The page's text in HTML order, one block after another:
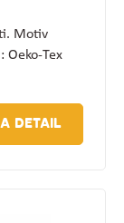
Motiv
Oeko-Tex
DETAIL